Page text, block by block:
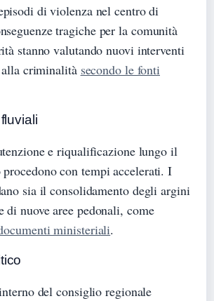
di violenza nel centro di
tragiche per la comunità
stanno valutando nuovi interventi
criminalità secondo le fonti
e riqualificazione lungo il
procedono con tempi accelerati. I
sia il consolidamento degli argini
di nuove aree pedonali, come
ministeriali.
del consiglio regionale